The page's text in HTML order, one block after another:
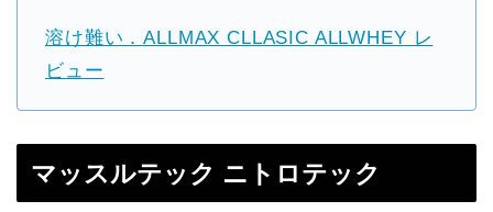
溶け難い．ALLMAX CLLASIC ALLWHEY レ
ビュー
マッスルテック ニトロテック